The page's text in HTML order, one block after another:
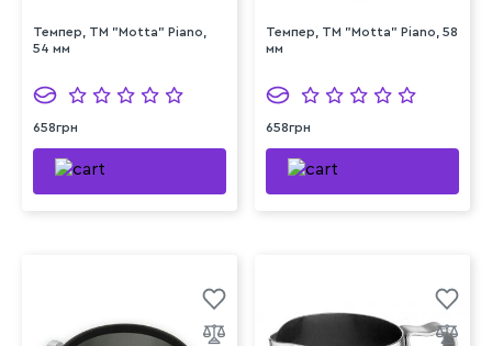
Темпер, ТМ "Motta" Piano,
54 мм
658грн
Темпер, ТМ "Motta" Piano, 58
мм
658грн